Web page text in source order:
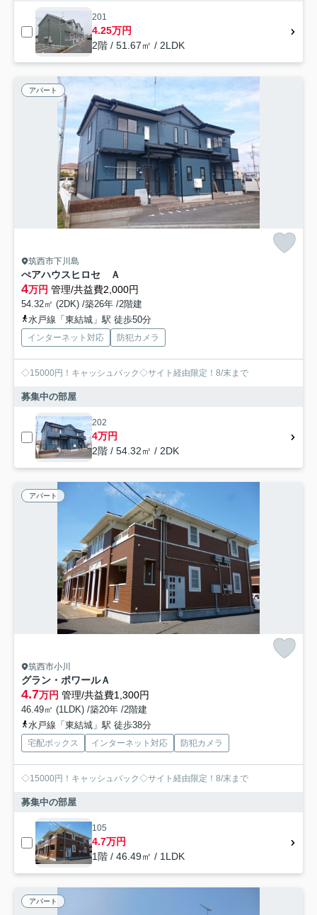
201
4.25万円
2階 / 51.67㎡ / 2LDK
アパート
筑西市下川島
ぺアハウスヒロセ Ａ
4万円 管理/共益費2,000円
54.32㎡ (2DK) /築26年 /2階建
水戸線「東結城」駅 徒歩50分
インターネット対応 防犯カメラ
◇15000円！キャッシュバック◇サイト経由限定！8/末まで
募集中の部屋
202
4万円
2階 / 54.32㎡ / 2DK
アパート
筑西市小川
グラン・ポワールＡ
4.7万円 管理/共益費1,300円
46.49㎡ (1LDK) /築20年 /2階建
水戸線「東結城」駅 徒歩38分
宅配ボックス インターネット対応 防犯カメラ
◇15000円！キャッシュバック◇サイト経由限定！8/末まで
募集中の部屋
105
4.7万円
1階 / 46.49㎡ / 1LDK
アパート